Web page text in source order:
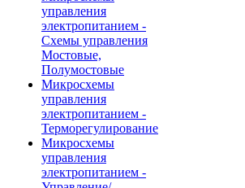
управления
электропитанием -
Схемы управления
Мостовые,
Полумостовые
Микросхемы
управления
электропитанием -
Терморегулирование
Микросхемы
управления
электропитанием -